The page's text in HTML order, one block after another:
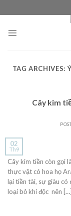
to
TAG ARCHIVES:
Cây kim
02
Th9
Cây kim tiền còn gọi
thực vật có hoa họ
lại tiền tài, sự giàu có
loại bỏ khí độc nên […]